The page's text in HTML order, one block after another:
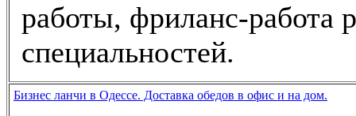
работы, фриланс-работа
специальностей.
Бизнес ланчи в Одессе. Доставка обедов в офис и на дом.